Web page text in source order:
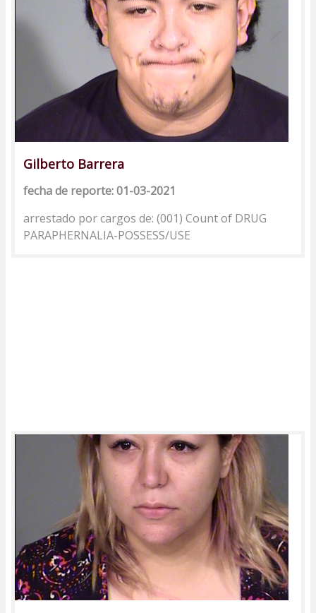
Gilberto Barrera
fecha de reporte: 01-03-2021
arrestado por cargos de: (001) Count of DRUG
PARAPHERNALIA-POSSESS/USE